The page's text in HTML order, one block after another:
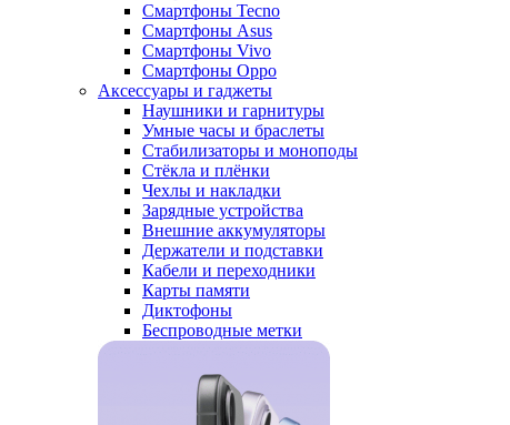
Смартфоны Tecno
Смартфоны Asus
Смартфоны Vivo
Смартфоны Oppo
Аксессуары и гаджеты
Наушники и гарнитуры
Умные часы и браслеты
Стабилизаторы и моноподы
Стёкла и плёнки
Чехлы и накладки
Зарядные устройства
Внешние аккумуляторы
Держатели и подставки
Кабели и переходники
Карты памяти
Диктофоны
Беспроводные метки